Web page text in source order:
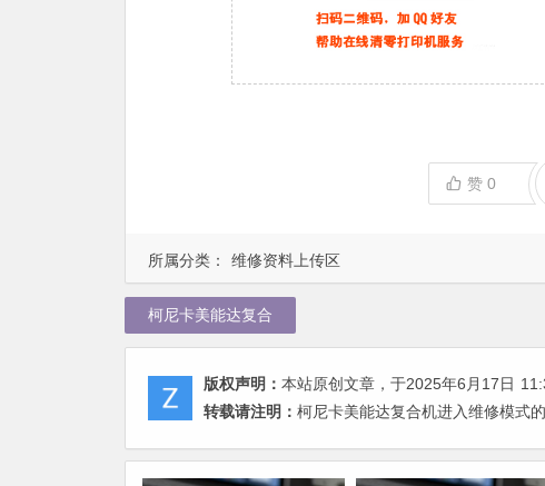
所属分类： 维修资料上传区
赞 0
柯尼卡美能达复合
版权声明： 本站原创文章，于2025年6月17日
转载请注明： 柯尼卡美能达复合机进入维修模式